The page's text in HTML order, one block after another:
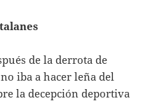
de la derrota de
iba a hacer leña del
la decepción deportiva